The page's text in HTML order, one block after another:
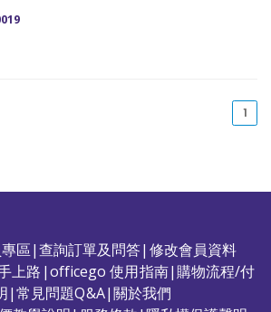
1
區|查詢訂單及問答| 修改會員資料
上路 |officego 使用指南|購物流程/付
|常見問題Q&A|關於我們